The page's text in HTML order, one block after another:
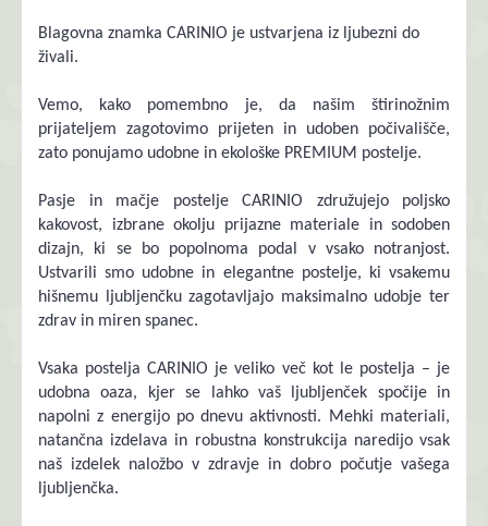
Blagovna znamka CARINIO je ustvarjena iz ljubezni do
živali.
Vemo, kako pomembno je, da našim štirinožnim
prijateljem zagotovimo prijeten in udoben počivališče,
zato ponujamo udobne in ekološke PREMIUM postelje.
Pasje in mačje postelje CARINIO združujejo poljsko
kakovost, izbrane okolju prijazne materiale in sodoben
dizajn, ki se bo popolnoma podal v vsako notranjost.
Ustvarili smo udobne in elegantne postelje, ki vsakemu
hišnemu ljubljenčku zagotavljajo maksimalno udobje ter
zdrav in miren spanec.
Vsaka postelja CARINIO je veliko več kot le postelja – je
udobna oaza, kjer se lahko vaš ljubljenček spočije in
napolni z energijo po dnevu aktivnosti. Mehki materiali,
natančna izdelava in robustna konstrukcija naredijo vsak
naš izdelek naložbo v zdravje in dobro počutje vašega
ljubljenčka.